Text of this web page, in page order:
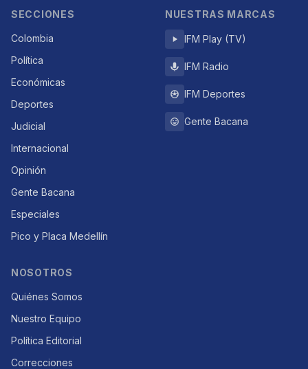
SECCIONES
Colombia
Política
Económicas
Deportes
Judicial
Internacional
Opinión
Gente Bacana
Especiales
Pico y Placa Medellín
NUESTRAS MARCAS
IFM Play (TV)
IFM Radio
IFM Deportes
Gente Bacana
NOSOTROS
Quiénes Somos
Nuestro Equipo
Política Editorial
Correcciones